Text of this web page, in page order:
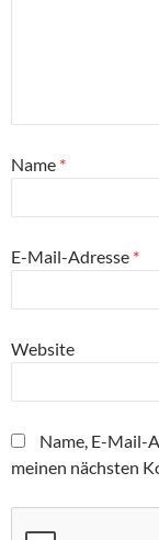
Name *
E-Mail-Adresse *
Website
Name, E-Mail-
meinen nächsten